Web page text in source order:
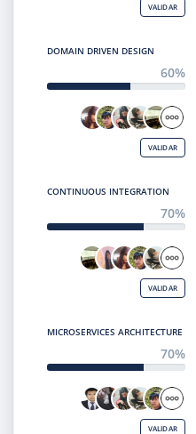
VALIDAR
DOMAIN DRIVEN DESIGN
60%
VALIDAR
CONTINUOUS INTEGRATION
70%
VALIDAR
MICROSERVICES ARCHITECTURE
70%
VALIDAR